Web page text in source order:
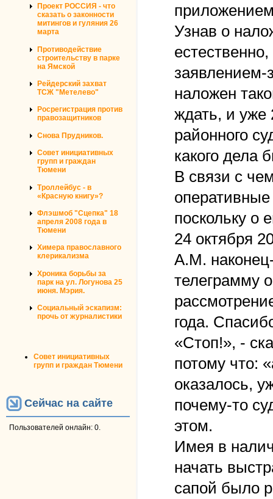
Проект РОССИЯ - что
сказать о законности
митингов и гуляния 26
марта
Противодействие
строительству в парке
на Ямской
Рейдерский захват
ТСЖ "Метелево"
Росрегистрация против
правозащитников
Снова Прудников.
Совет инициативных
групп и граждан
Тюмени
Троллейбус - в
«Красную книгу»?
Флэшмоб "Сцепка" 18
апреля 2008 года в
Тюмени
Химера православного
клерикализма
Хроника борьбы за
парк на ул. Логунова 25
июня. Мэрия.
Социальный эскапизм:
прочь от журналистики
Совет инициативных
групп и граждан Тюмени
Сейчас на сайте
Пользователей онлайн: 0.
Узнав о
заявлением-
наложен
ждать, и уже
районного
какого дела
В связи с
поскольку о
24 октября
А.М.
телеграмму
года.
«Стоп!», -
потому что:
оказалось,
почему-то
этом.
Имея в
начать
сапой было